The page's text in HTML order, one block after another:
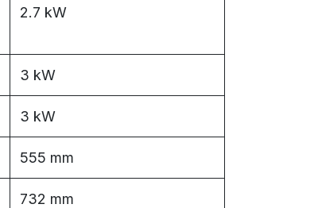
2.7 kW
3 kW
3 kW
555 mm
732 mm